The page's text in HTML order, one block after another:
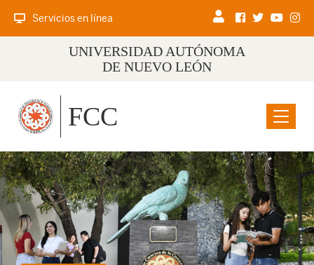
Servicios en línea
UNIVERSIDAD AUTÓNOMA
DE NUEVO LEÓN
Menu
FCC